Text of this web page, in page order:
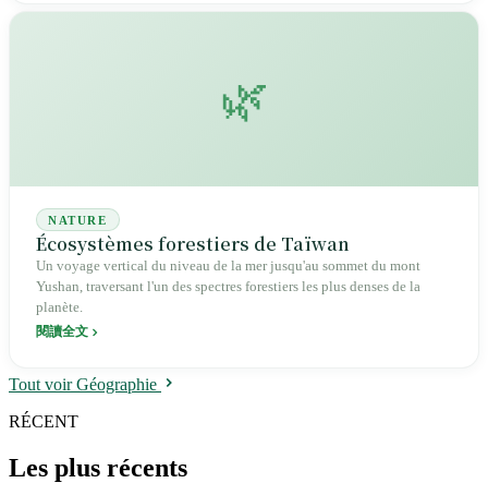
🌿
NATURE
Écosystèmes forestiers de Taïwan
Un voyage vertical du niveau de la mer jusqu'au sommet du mont
Yushan, traversant l'un des spectres forestiers les plus denses de la
planète.
閱讀全文
Tout voir Géographie
RÉCENT
Les plus récents